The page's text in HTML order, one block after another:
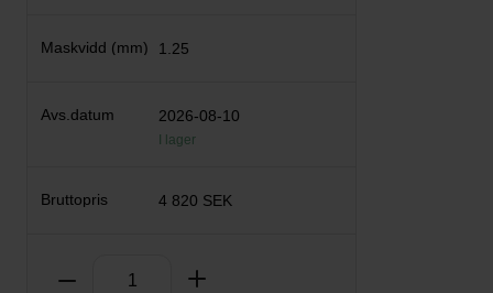
1.25
2026-08-10
I lager
4 820 SEK
Ta bort